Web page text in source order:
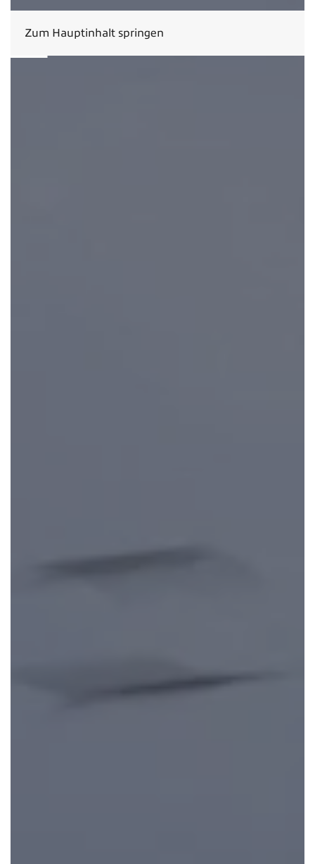
Zum Hauptinhalt springen